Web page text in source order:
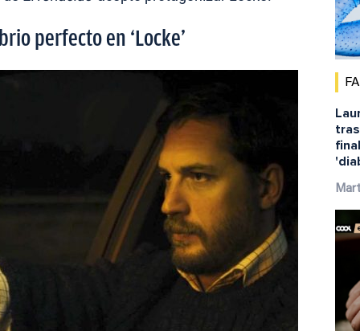
perfecto en ‘Locke’